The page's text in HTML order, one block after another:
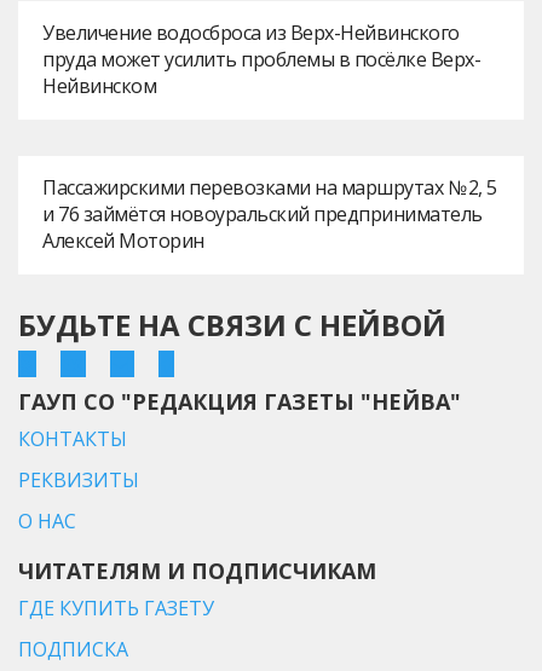
Увеличение водосброса из Верх-Нейвинского
пруда может усилить проблемы в посёлке Верх-
Нейвинском
Пассажирскими перевозками на маршрутах № 2, 5
и 76 займётся новоуральский предприниматель
Алексей Моторин
БУДЬТЕ НА СВЯЗИ С НЕЙВОЙ
ГАУП СО "РЕДАКЦИЯ ГАЗЕТЫ "НЕЙВА"
КОНТАКТЫ
РЕКВИЗИТЫ
О НАС
ЧИТАТЕЛЯМ И ПОДПИСЧИКАМ
ГДЕ КУПИТЬ ГАЗЕТУ
ПОДПИСКА